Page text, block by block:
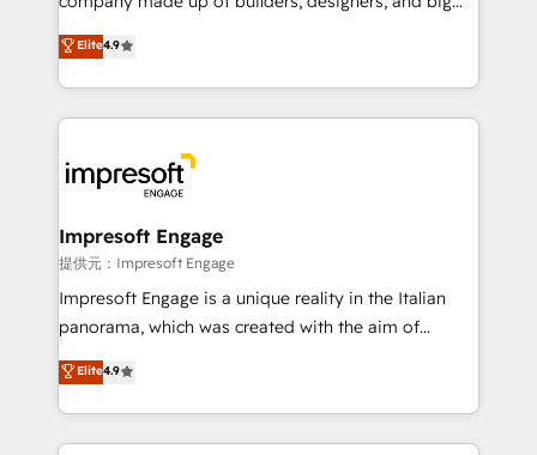
Platform Migration Excellence. • Top 3 Partner of the
Year LATAM 2022, 2023, 2024, 2025. • Partner of the
business with HubSpot? Let Cebra’s experts help
you grow faster, smarter, and with impact.
thinkers. We blend strategy, design, and
development—always fueled by curiosity—to turn
ideas, opportunities, and challenges into meaningful
experiences. To us, technology is more than just
and—most importantly—simple. That’s why we lean
into bold ideas and shape them into thoughtful
products and strategies that actually make a
difference.
Elite4.9
Impresoft Engage
提供元：Impresoft Engage
Impresoft Engage is a unique reality in the Italian
panorama, which was created with the aim of
putting Customer Experience at the center by
creating digital environments capable of integrating
people, processes and data. We offer the best
digital solutions on the market, ranging from CRM
Elite4.9